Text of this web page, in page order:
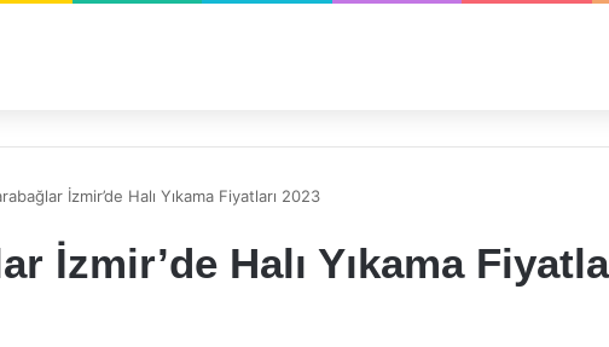
İzmir’de Halı Yıkama Fiyatları 2023
İzmir’de Halı Yıkama